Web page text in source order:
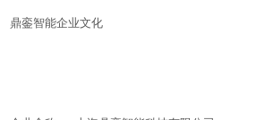
鼎銮智能企业文化